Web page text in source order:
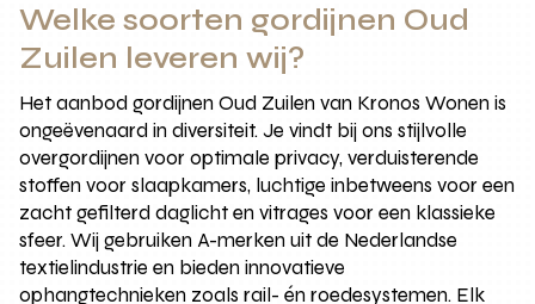
Welke soorten gordijnen Oud
Zuilen leveren wij?
Het aanbod gordijnen Oud Zuilen van Kronos Wonen is
ongeëvenaard in diversiteit. Je vindt bij ons stijlvolle
overgordijnen voor optimale privacy, verduisterende
stoffen voor slaapkamers, luchtige inbetweens voor een
zacht gefilterd daglicht en vitrages voor een klassieke
sfeer. Wij gebruiken A-merken uit de Nederlandse
textielindustrie en bieden innovatieve
ophangtechnieken zoals rail- én roedesystemen. Elk